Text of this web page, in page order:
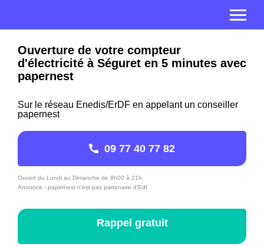
Ouverture de votre compteur
d'électricité à Séguret en 5 minutes avec
papernest
Sur le réseau Enedis/ErDF en appelant un conseiller
papernest
09 77 40 77 82
Ouvert du Lundi au Dimanche de 8h00 à 21h
Annonce - papernest n'est pas partenaire d'Edf
Rappel gratuit